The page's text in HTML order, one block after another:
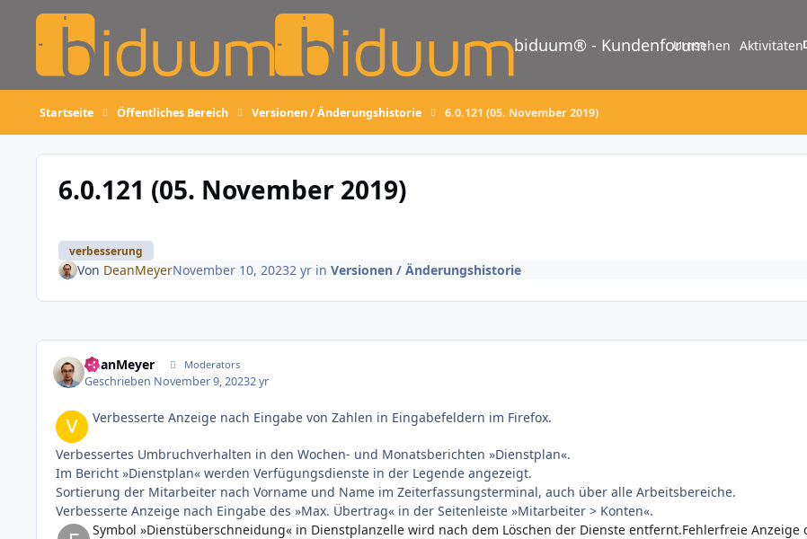
Skip to content
biduum® - Kundenforum
Umsehen Aktivitäten
Startseite Öffentliches Bereich Versionen / Änderungshistorie 6.0.121 (05. November 2019)
6.0.121 (05. November 2019)
verbesserung
Von DeanMeyerNovember 10, 20232 yrin Versionen / Änderungshistorie
DeanMeyer Moderators
Geschrieben November 9, 20232 yr
Verbesserte Anzeige nach Eingabe von Zahlen in Eingabefeldern im Firefox.
Verbessertes Umbruchverhalten in den Wochen- und Monatsberichten »Dienstplan«.
Im Bericht »Dienstplan« werden Verfügungsdienste in der Legende angezeigt.
Sortierung der Mitarbeiter nach Vorname und Name im Zeiterfassungsterminal, auch über alle Arbeitsbereiche.
Verbesserte Anzeige nach Eingabe des »Max. Übertrag« in der Seitenleiste »Mitarbeiter > Konten«.
Symbol »Dienstüberschneidung« in Dienstplanzelle wird nach dem Löschen der Dienste entfernt.Fehlerfreie